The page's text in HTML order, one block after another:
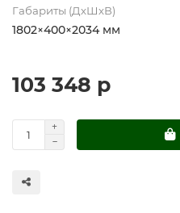
Габариты (ДхШхВ)
1802×400×2034 мм
103 348 р